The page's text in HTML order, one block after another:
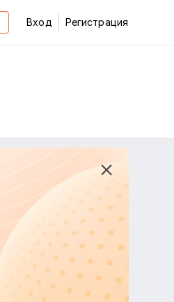
Вход Регистрация